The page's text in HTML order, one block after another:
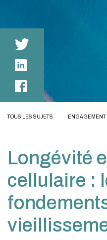
TOUS LES SUJETS ENGAGEMENT
Longévité
cellulaire :